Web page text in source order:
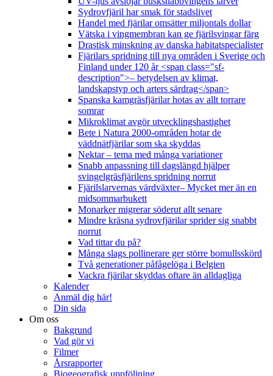
Sydrovfjäril har smak för stadslivet
Handel med fjärilar omsätter miljontals dollar
Vätska i vingmembran kan ge fjärilsvingar färg
Drastisk minskning av danska habitatspecialister
Fjärilars spridning till nya områden i Sverige och
Finland under 120 år <span class="sf-
description">– betydelsen av klimat,
landskapstyp och arters särdrag</span>
Spanska kamgräsfjärilar hotas av allt torrare
somrar
Mikroklimat avgör utvecklingshastighet
Bete i Natura 2000-områden hotar de
väddnätfjärilar som ska skyddas
Nektar – tema med många variationer
Snabb anpassning till dagslängd hjälper
svingelgräsfjärilens spridning norrut
Fjärilslarvernas värdväxter– Mycket mer än en
midsommarbukett
Monarker migrerar söderut allt senare
Mindre kräsna sydrovfjärilar sprider sig snabbt
norrut
Vad tittar du på?
Många slags pollinerare ger större bomullsskörd
Två generationer påfågelöga i Belgien
Vackra fjärilar skyddas oftare än alldagliga
Kalender
Anmäl dig här!
Din sida
Om oss
Bakgrund
Vad gör vi
Filmer
Årsrapporter
Biogeografisk uppföljning